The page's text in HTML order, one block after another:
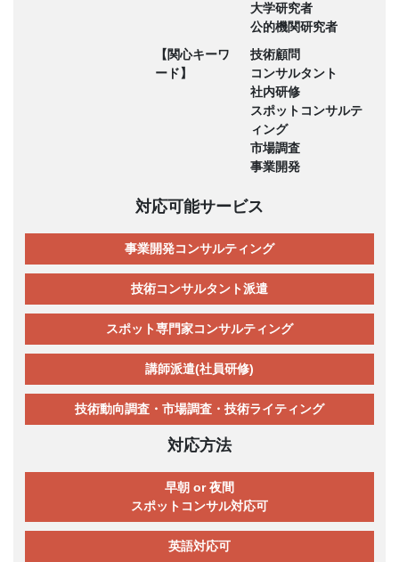
大学研究者
公的機関研究者
【関心キーワ
ード】
技術顧問
コンサルタント
社内研修
スポットコンサルテ
ィング
市場調査
事業開発
対応可能サービス
事業開発コンサルティング
技術コンサルタント派遣
スポット専門家コンサルティング
講師派遣(社員研修)
技術動向調査・市場調査・技術ライティング
対応方法
早朝 or 夜間
スポットコンサル対応可
英語対応可